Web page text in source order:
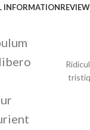
INFORMATION